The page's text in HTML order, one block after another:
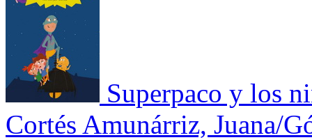
Superpaco y los
Cortés Amunárriz, Juana/